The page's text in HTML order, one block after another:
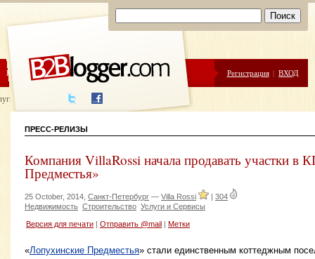
ЦЕНЫ ПОМОЩЬ Регистрация | ВХОД
написания
ПРЕСС-РЕЛИЗЫ
Компания VillaRossi начала продавать участки в
Предместья»
25 October, 2014, Санкт-Петербург — Villa Rossi | 304
Недвижимость Строительство Услуги и Сервисы
Версия для печати Отправить @mail Метки
«Лопухинские Предместья» стали единственным коттеджным